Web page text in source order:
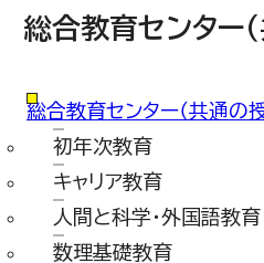
総合教育センター
総合教育センター（共通の授
初年次教育
キャリア教育
人間と科学・外国語教育
数理基礎教育